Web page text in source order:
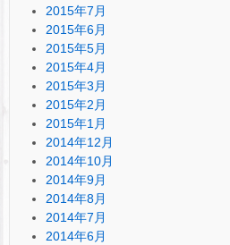
2015年7月
2015年6月
2015年5月
2015年4月
2015年3月
2015年2月
2015年1月
2014年12月
2014年10月
2014年9月
2014年8月
2014年7月
2014年6月